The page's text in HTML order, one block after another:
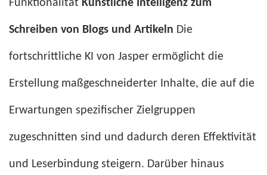
Funktionalität Künstliche Intelligenz zum
Schreiben von Blogs und Artikeln Die
fortschrittliche KI von Jasper ermöglicht die
Erstellung maßgeschneiderter Inhalte, die auf die
Erwartungen spezifischer Zielgruppen
zugeschnitten sind und dadurch deren Effektivität
und Leserbindung steigern. Darüber hinaus